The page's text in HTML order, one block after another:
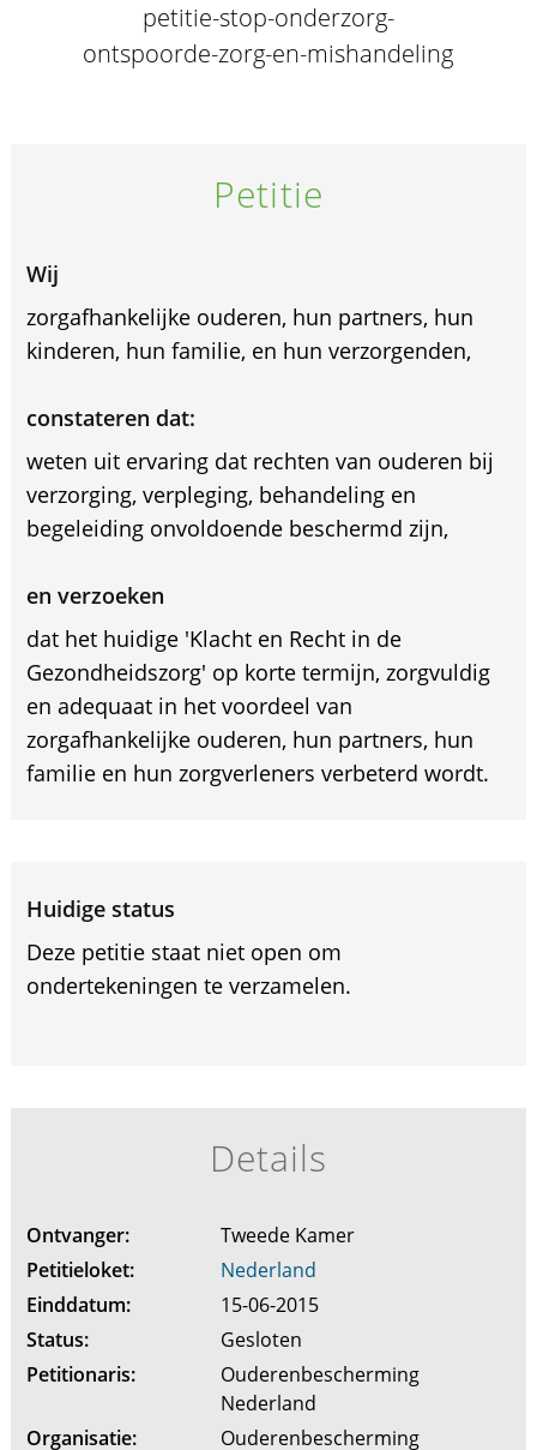
petitie-stop-onderzorg-
ontspoorde-zorg-en-mishandeling
Petitie
Wij
zorgafhankelijke ouderen, hun partners, hun
kinderen, hun familie, en hun verzorgenden,
constateren dat:
weten uit ervaring dat rechten van ouderen bij
verzorging, verpleging, behandeling en
begeleiding onvoldoende beschermd zijn,
en verzoeken
dat het huidige 'Klacht en Recht in de
Gezondheidszorg' op korte termijn, zorgvuldig
en adequaat in het voordeel van
zorgafhankelijke ouderen, hun partners, hun
familie en hun zorgverleners verbeterd wordt.
Huidige status
Deze petitie staat niet open om
ondertekeningen te verzamelen.
Details
Ontvanger:
Tweede Kamer
Petitieloket:
Nederland
Einddatum:
15-06-2015
Status:
Gesloten
Petitionaris:
Ouderenbescherming
Nederland
Organisatie:
Ouderenbescherming